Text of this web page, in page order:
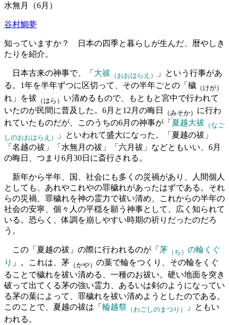
水無月（6月）
谷村鯛夢
知っていますか？ 日本の四季と暮らしが生んだ、暦やしき
たりを紹介。
日本古来の神事で、「 大祓 （おおはらえ）
」という行事があ
る。1年を半年ずつに区切って、その半年ごとの「穢 （けが）
れ」を祓 （はら） い清めるもので、もともと宮中で行われて
いたのが民間に普及した。6月と12月の晦日
（みそか） に行わ
れていたものだが、このうちの6月の神事が「 夏越大祓 （なご
しのおおはらえ）
」といわれて盛大になった。「夏越の祓」
「名越の祓」「水無月の祓」「六月祓」などともいい、6月
の晦日、つまり6月30日に斎行される。
新年から半年、国、社会にも多くの災禍があり、人間個人
としても、あれやこれやの罪穢れがあったはずである。それ
らの災禍、罪穢れを神の霊力で祓い清め、これからの半年の
社会の安寧、個々人の平穏を願う神事として、広く知られて
いる。恐らく、体調を崩しやすい時期の祈りだったのだろ
う。
この「夏越の祓」の際に行われるのが「 茅 （ち） の輪くぐ
り 」。これは、茅 （かや） の葉で輪をつくり、その輪をくぐ
ることで穢れを祓い清める、一種のお祓い。硬い地面を突き
破って出てくる茅の強い霊力、あるいは剣のようになってい
る茅の葉によって、罪穢れを祓い清めようとしたのである。
このことで、夏越の祓は「 輪越祭 （わごしのまつり）
」ともい
われる。